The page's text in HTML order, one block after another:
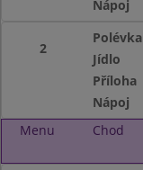
Nápoj
2
Polévka
Jídlo
Příloha
Nápoj
Menu
Chod